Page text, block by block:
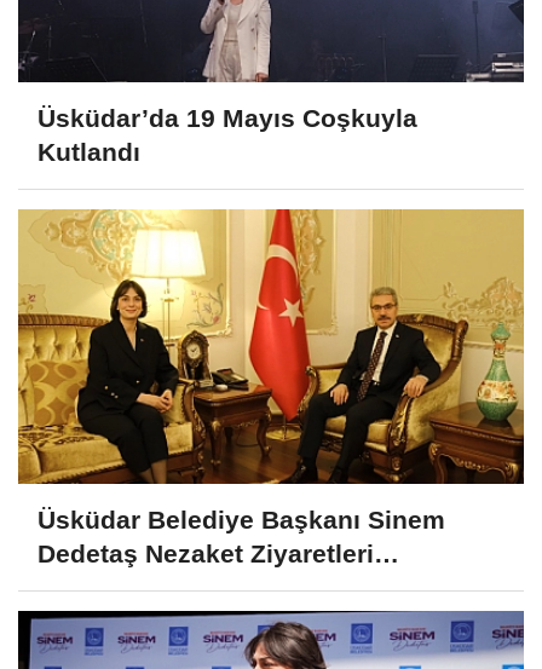
Üsküdar’da 19 Mayıs Coşkuyla
Kutlandı
Üsküdar Belediye Başkanı Sinem
Dedetaş Nezaket Ziyaretleri
Gerçekleştirdi